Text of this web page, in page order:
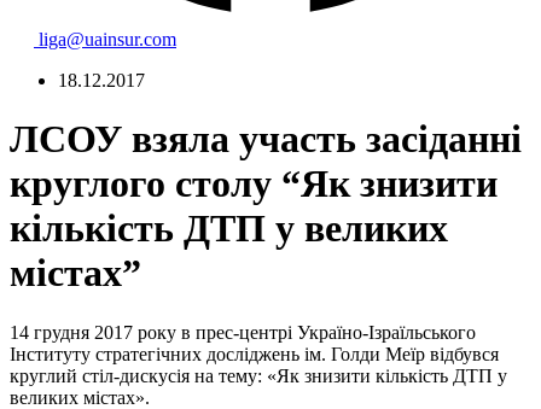
liga@uainsur.com
18.12.2017
ЛСОУ взяла участь засіданні
круглого столу “Як знизити
кількість ДТП у великих
містах”
14 грудня 2017 року в прес-центрі Україно-Ізраїльського
Інституту стратегічних досліджень ім. Голди Меїр відбувся
круглий стіл-дискусія на тему: «Як знизити кількість ДТП у
великих містах».